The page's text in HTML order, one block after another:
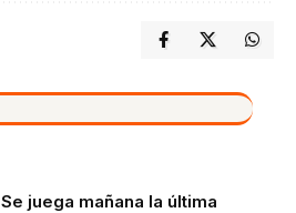
Se juega mañana la última